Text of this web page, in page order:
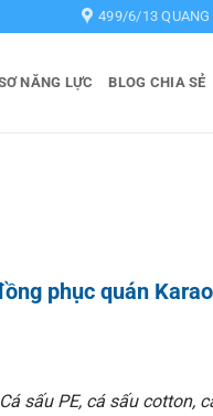
499/6/13 QUANG
NĂNG LỰC BLOG CHIA SẺ
phục quán
sấu PE, cá sấu cotton,